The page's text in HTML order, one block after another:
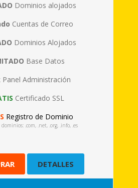
Dominios alojados
Cuentas de Correo
Dominios Alojados
Base Datos
Panel Administración
Certificado SSL
Registro de Dominio
.com, .net, .org, .info, .es
DETALLES